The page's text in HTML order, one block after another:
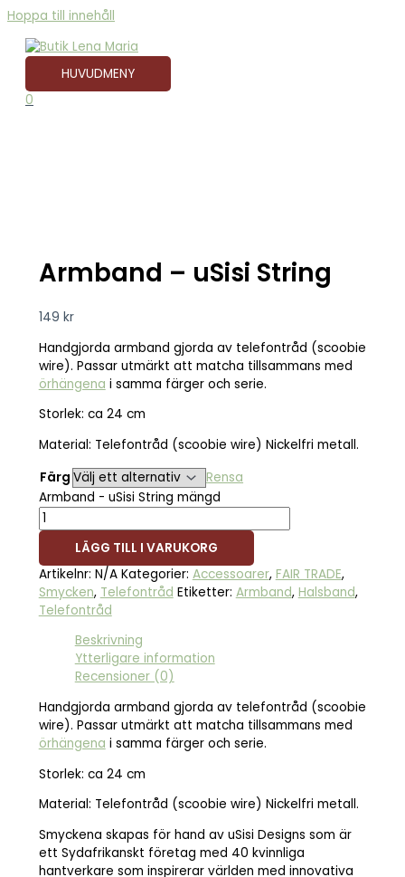
Hoppa till innehåll
HUVUDMENY
0
Armband – uSisi String
149 kr
Handgjorda armband gjorda av telefontråd (scoobie
wire). Passar utmärkt att matcha tillsammans med
örhängena i samma färger och serie.
Storlek: ca 24 cm
Material: Telefontråd (scoobie wire) Nickelfri metall.
Färg
Rensa
Armband - uSisi String mängd
LÄGG TILL I VARUKORG
Artikelnr: N/A Kategorier: Accessoarer, FAIR TRADE,
Smycken, Telefontråd Etiketter: Armband, Halsband,
Telefontråd
Beskrivning
Ytterligare information
Recensioner (0)
Handgjorda armband gjorda av telefontråd (scoobie
wire). Passar utmärkt att matcha tillsammans med
örhängena i samma färger och serie.
Storlek: ca 24 cm
Material: Telefontråd (scoobie wire) Nickelfri metall.
Smyckena skapas för hand av uSisi Designs som är
ett Sydafrikanskt företag med 40 kvinnliga
hantverkare som inspirerar världen med innovativa